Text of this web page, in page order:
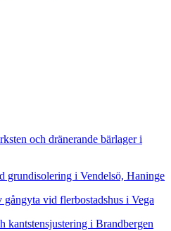
och dränerande bärlager i
grundisolering i Vendelsö, Haninge
vid flerbostadshus i Vega
kantstensjustering i Brandbergen